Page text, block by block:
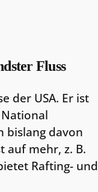
Fluss
der USA. Er ist
bislang davon
auf mehr, z. B.
Rafting- und